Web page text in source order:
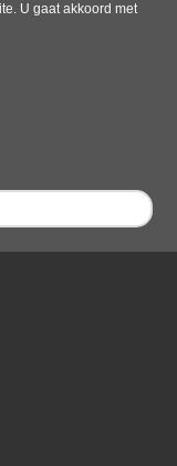
U gaat akkoord met